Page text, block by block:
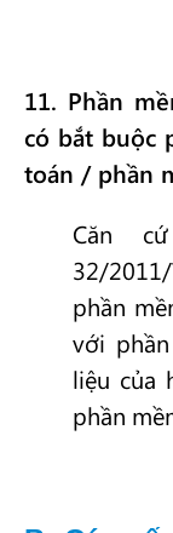
11. Phần
có bắt buộc
toán / phần
Căn
32/
phần
với
liệu của
phần